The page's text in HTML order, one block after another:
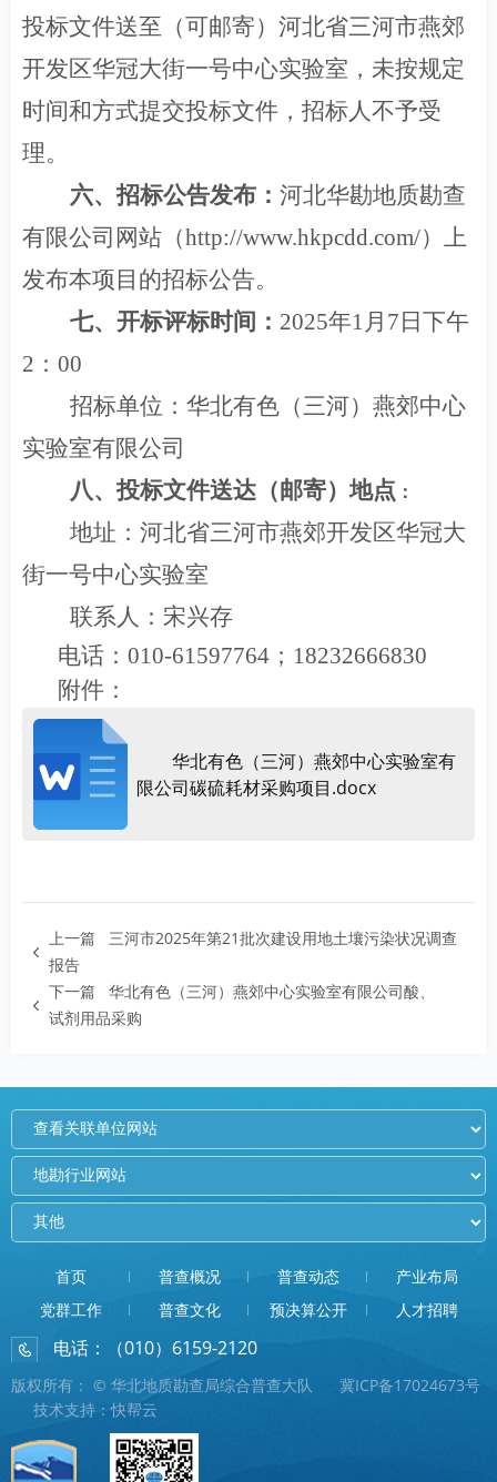
投标文件送至（可邮寄） 河北省三河市燕郊
开发区华冠大街一号中心实验室 ，未按规定
时间和方式提交投标文件，招标人不予受
理。
六、招标公告发布 ： 河北华勘地质勘查
有限公司网站（http://www.hkpcdd.com/）上
发布本项目的招标公告。
七、开标评标时间： 2025年1月7日下午
2：00
招标单位：华北有色（三河）燕郊中心
实验室有限公司
八、投标文件送达（邮寄）地点 ：
地址： 河北省三河市燕郊开发区华冠大
街一号中心实验室
联系人：宋兴存
电话：010-61597764；18232666830
附件：
华北有色（三河）燕郊中心实验室有
限公司碳硫耗材采购项目.docx
上一篇
三河市2025年第21批次建设用地土壤污染状况调查
报告
下一篇
华北有色（三河）燕郊中心实验室有限公司酸、
试剂用品采购
首页 普查概况 普查动态
产业布局
党群工作
普查文化 预决算公开 人才招聘
电话：（010）6159-2120
E-mail：pcddzhenggongbu@126.com
地址：北京东燕郊华冠大街5号
版权所有： © 华北地质勘查局综合普查大队
冀ICP备17024673号
技术支持：快帮云